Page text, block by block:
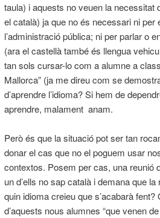
taula) i aquests no veuen la necessitat
el català) ja que no és necessari ni per
l’administració pública; ni per parlar o
(ara el castellà també és llengua
tan sols cursar-lo com a alumne a
Mallorca” (ja me direu com se
d’aprendre l’idioma? Si hem de
aprendre, malament anam.
Però és que la situació pot ser tan
donar el cas que no el poguem usar
contextos. Posem per cas, una reunió
un d’ells no sap català i demana que
quin idioma creieu que s’acabarà
d’aquests nous alumnes “que venen